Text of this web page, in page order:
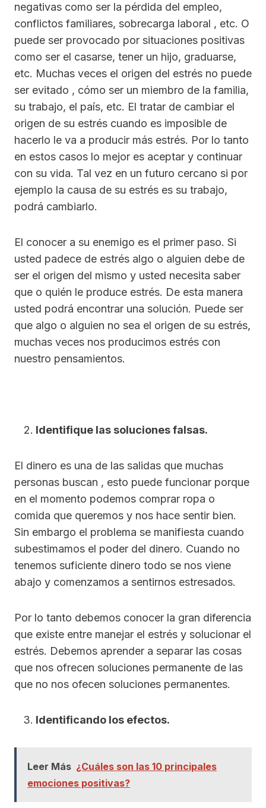
negativas como ser la pérdida del empleo,
conflictos familiares, sobrecarga laboral , etc. O
puede ser provocado por situaciones positivas
como ser el casarse, tener un hijo, graduarse,
etc. Muchas veces el origen del estrés no puede
ser evitado , cómo ser un miembro de la familia,
su trabajo, el país, etc. El tratar de cambiar el
origen de su estrés cuando es imposible de
hacerlo le va a producir más estrés. Por lo tanto
en estos casos lo mejor es aceptar y continuar
con su vida. Tal vez en un futuro cercano si por
ejemplo la causa de su estrés es su trabajo,
podrá cambiarlo.
El conocer a su enemigo es el primer paso. Si
usted padece de estrés algo o alguien debe de
ser el origen del mismo y usted necesita saber
que o quién le produce estrés. De esta manera
usted podrá encontrar una solución. Puede ser
que algo o alguien no sea el origen de su estrés,
muchas veces nos producimos estrés con
nuestro pensamientos.
Identifique las soluciones falsas.
El dinero es una de las salidas que muchas
personas buscan , esto puede funcionar porque
en el momento podemos comprar ropa o
comida que queremos y nos hace sentir bien.
Sin embargo el problema se manifiesta cuando
subestimamos el poder del dinero. Cuando no
tenemos suficiente dinero todo se nos viene
abajo y comenzamos a sentirnos estresados.
Por lo tanto debemos conocer la gran diferencia
que existe entre manejar el estrés y solucionar el
estrés. Debemos aprender a separar las cosas
que nos ofrecen soluciones permanente de las
que no nos ofecen soluciones permanentes.
Identificando los efectos.
Leer Más ¿Cuáles son las 10 principales
emociones positivas?